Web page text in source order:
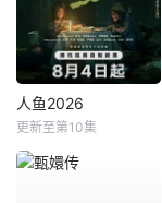
人鱼2026
更新至第10集